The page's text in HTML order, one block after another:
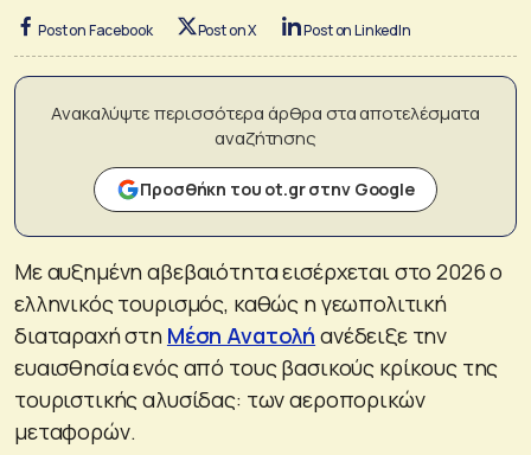
Post on Facebook Post on X Post on LinkedIn
Ανακαλύψτε περισσότερα άρθρα στα αποτελέσματα
αναζήτησης
Προσθήκη του ot.gr στην Google
Με αυξημένη αβεβαιότητα εισέρχεται στο 2026 ο
ελληνικός τουρισμός, καθώς η γεωπολιτική
διαταραχή στη Μέση Ανατολή ανέδειξε την
ευαισθησία ενός από τους βασικούς κρίκους της
τουριστικής αλυσίδας: των αεροπορικών
μεταφορών.